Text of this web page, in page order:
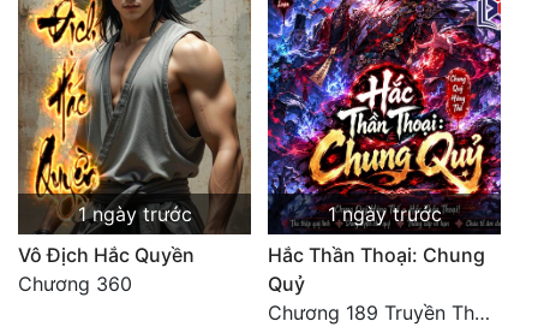
1 ngày trước
Vô Địch Hắc Quyền
Chương 360
1 ngày trước
Hắc Thần Thoại: Chung
Quỷ
Chương 189 Truyền Thừa Võ Gia